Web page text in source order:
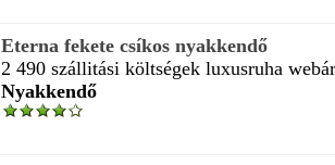
Eterna fekete csíkos nyakkendő
2 490 szállitási költségek luxusruha
Nyakkendő